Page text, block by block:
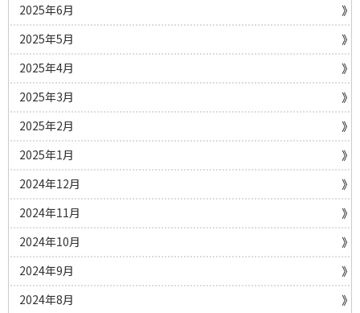
2025年6月
2025年5月
2025年4月
2025年3月
2025年2月
2025年1月
2024年12月
2024年11月
2024年10月
2024年9月
2024年8月